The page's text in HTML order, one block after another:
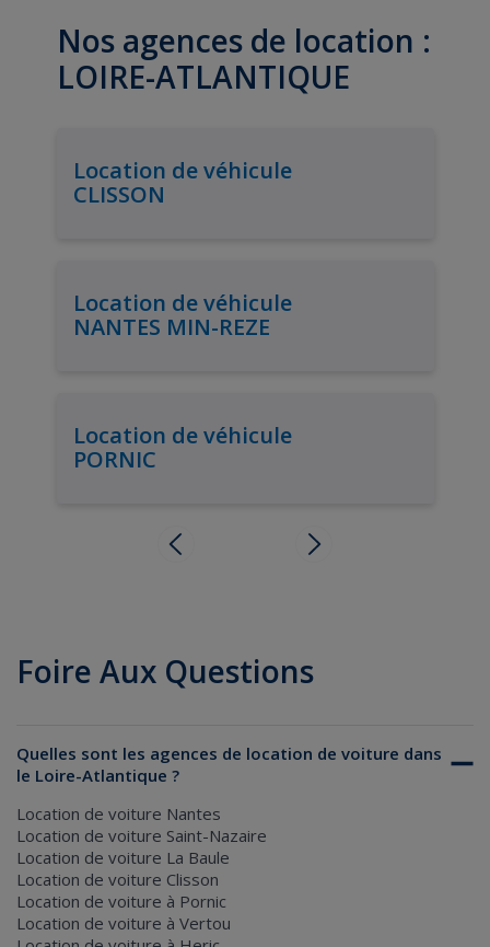
Nos agences de location :
LOIRE-ATLANTIQUE
Location de véhicule
CLISSON
Location de véhicule
NANTES MIN-REZE
Location de véhicule
PORNIC
Foire Aux Questions
Quelles sont les agences de location de voiture dans
le Loire-Atlantique ?
Location de voiture Nantes
Location de voiture Saint-Nazaire
Location de voiture La Baule
Location de voiture Clisson
Location de voiture à Pornic
Location de voiture à Vertou